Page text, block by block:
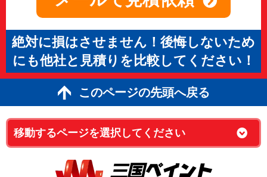
絶対に損はさせません！後悔しないため
にも他社と見積りを比較してください！
このページの先頭へ戻る